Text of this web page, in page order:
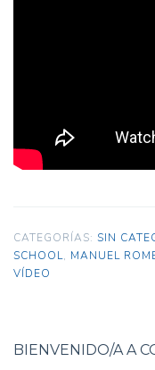
CATEGORÍAS: SIN
SCHOOL, MANUEL
VÍDEO
BIENVENIDO/A A